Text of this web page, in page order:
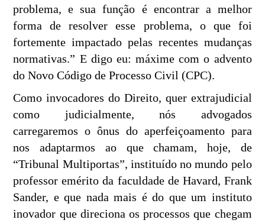
problema, e sua função é encontrar a melhor
forma de resolver esse problema, o que foi
fortemente impactado pelas recentes mudanças
normativas.” E digo eu: máxime com o advento
do Novo Código de Processo Civil (CPC).
Como invocadores do Direito, quer extrajudicial
como judicialmente, nós advogados
carregaremos o ônus do aperfeiçoamento para
nos adaptarmos ao que chamam, hoje, de
“Tribunal Multiportas”, instituído no mundo pelo
professor emérito da faculdade de Havard, Frank
Sander, e que nada mais é do que um instituto
inovador que direciona os processos que chegam